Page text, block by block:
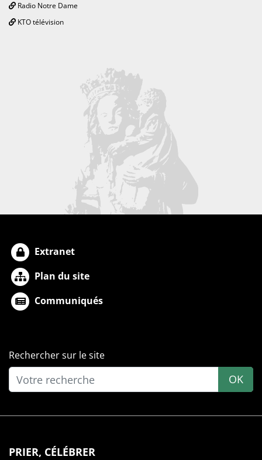
Radio Notre Dame
KTO télévision
Extranet
Plan du site
Communiqués
Rechercher sur le site
OK
PRIER, CÉLÉBRER